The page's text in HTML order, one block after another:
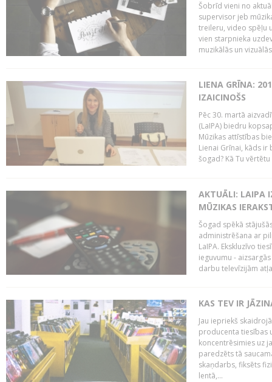
Šobrīd vieni no
supervisor jeb
treileru, video spēļu
vien starpnieka
muzikālās un
LIENA GRĪNA:
IZAICINOŠS
Pēc 30. martā
(LaIPA) biedru
Mūzikas attīstības
Lienai Grīnai, kāds ir
šogad? Kā Tu
AKTUĀLI: LAIPA
MŪZIKAS
Šogad spēkā
administrēšana ar
LaIPA. Ekskluzīvo
ieguvumu -
darbu televīzijām
KAS TEV IR
Jau iepriekš
producenta tiesības
koncentrēsimies uz
paredzēts tā
skaņdarbs, fiksēts
lentā,...